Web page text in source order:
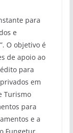
para
e
O objetivo é
de apoio ao
para
em
Turismo
para
e a